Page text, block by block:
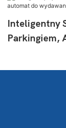
Inteligentny
Parkingiem,